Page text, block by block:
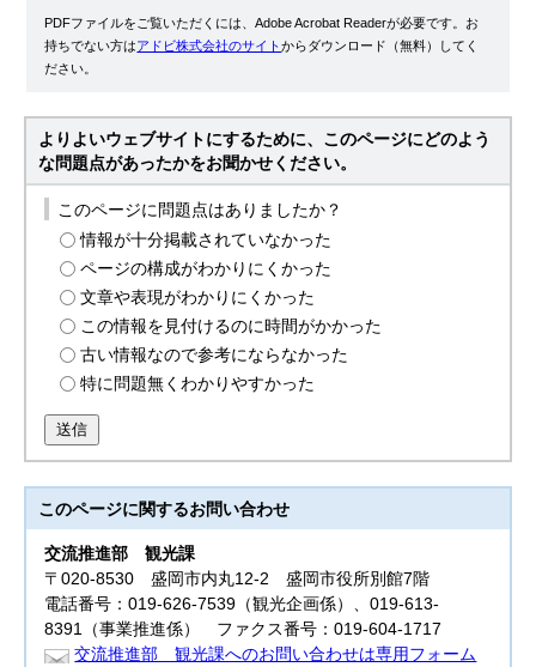
PDFファイルをご覧いただくには、Adobe Acrobat Readerが必要です。お
持ちでない方はアドビ株式会社のサイトからダウンロード（無料）してく
ださい。
よりよいウェブサイトにするために、このページにどのよう
な問題点があったかをお聞かせください。
このページに問題点はありましたか？
情報が十分掲載されていなかった
ページの構成がわかりにくかった
文章や表現がわかりにくかった
この情報を見付けるのに時間がかかった
古い情報なので参考にならなかった
特に問題無くわかりやすかった
送信
このページに関するお問い合わせ
交流推進部観光課
〒020-8530 盛岡市内丸12-2 盛岡市役所別館7階
電話番号：019-626-7539（観光企画係）、019-613-
8391（事業推進係） ファクス番号：019-604-1717
交流推進部 観光課へのお問い合わせは専用フォーム